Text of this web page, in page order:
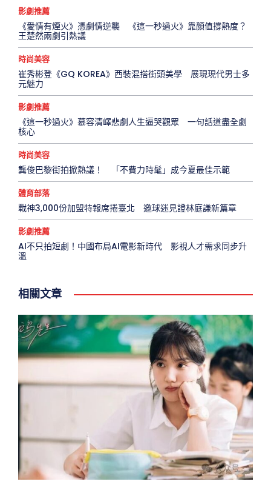
影劇推薦
《愛情有煙火》憑劇情逆襲 《這一秒過火》靠顏值撐熱度？
王楚然兩劇引熱議
時尚美容
崔秀彬登《GQ KOREA》西裝混搭街頭美學 展現現代男士多
元魅力
影劇推薦
《這一秒過火》慕容清嶧悲劇人生逼哭觀眾 一句話道盡全劇
核心
時尚美容
龔俊巴黎街拍掀熱議！ 「不費力時髦」成今夏最佳示範
體育部落
戰神3,000份加盟特報席捲臺北 邀球迷見證林庭謙新篇章
影劇推薦
AI不只拍短劇！中國布局AI電影新時代 影視人才需求同步升
溫
相關文章